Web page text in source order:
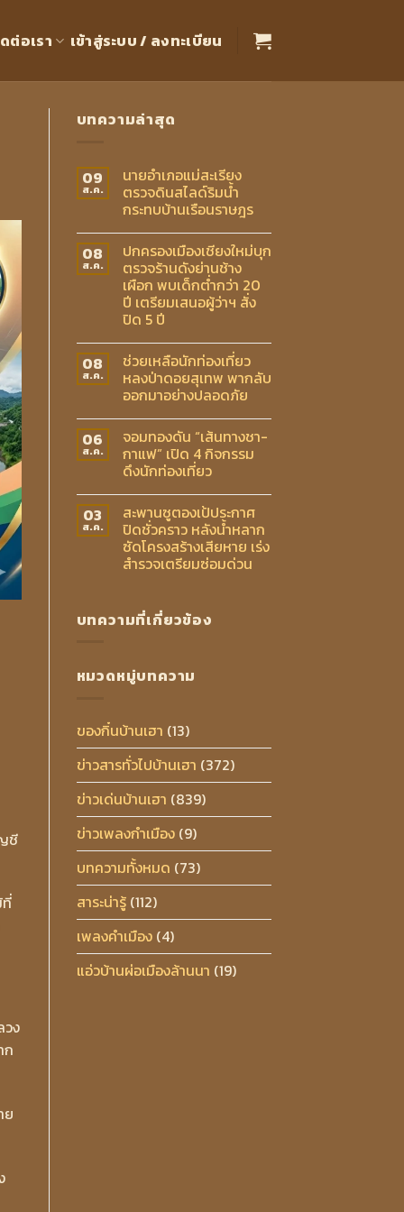
ต่อเรา เข้าสู่ระบบ / ลงทะเบียน
ชี
ที่
ง
ก
ย
บทความล่าสุด
09
ส.ค.
นายอำเภอแม่สะเรียง
ตรวจดินสไลด์ริมน้ำ
กระทบบ้านเรือนราษฎร
08
ส.ค.
ปกครองเมืองเชียงใหม่บุก
ตรวจร้านดังย่านช้าง
เผือก พบเด็กต่ำกว่า 20
ปี เตรียมเสนอผู้ว่าฯ สั่ง
ปิด 5 ปี
08
ส.ค.
ช่วยเหลือนักท่องเที่ยว
หลงป่าดอยสุเทพ พากลับ
ออกมาอย่างปลอดภัย
06
ส.ค.
จอมทองดัน “เส้นทางชา-
กาแฟ” เปิด 4 กิจกรรม
ดึงนักท่องเที่ยว
03
ส.ค.
สะพานซูตองเป้ประกาศ
ปิดชั่วคราว หลังน้ำหลาก
ซัดโครงสร้างเสียหาย เร่ง
สำรวจเตรียมซ่อมด่วน
บทความที่เกี่ยวข้อง
หมวดหมู่บทความ
ของกิ๋นบ้านเฮา (13)
ข่าวสารทั่วไปบ้านเฮา (372)
ข่าวเด่นบ้านเฮา (839)
ข่าวเพลงกำเมือง(9)
บทความทั้งหมด (73)
สาระน่ารู้(112)
เพลงคำเมือง(4)
แอ่วบ้านผ่อเมืองล้านนา (19)